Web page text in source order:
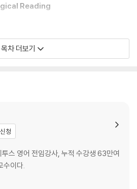
Reading
Reading
이트) 1회 ~ 5회
목차 더보기
청
스 영어 전임강사, 누적 수강생 63만여
수이다.